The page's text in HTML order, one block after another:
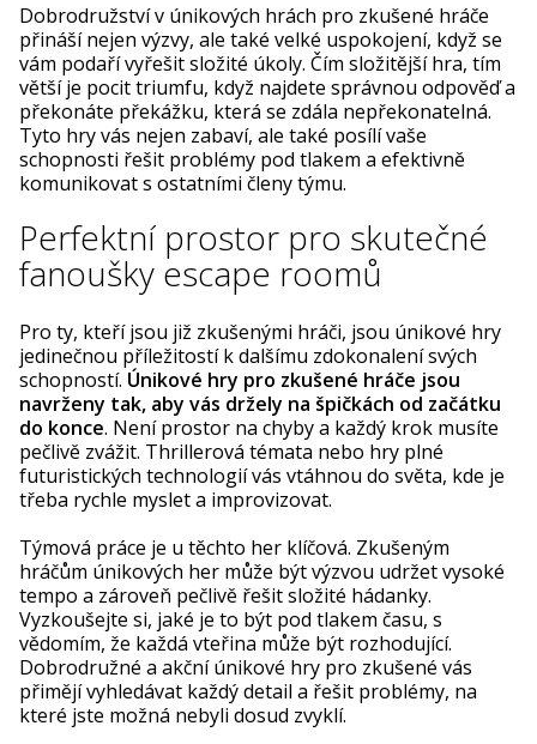
Dobrodružství v únikových hrách pro zkušené hráče
přináší nejen výzvy, ale také velké uspokojení, když se
vám podaří vyřešit složité úkoly. Čím složitější hra, tím
větší je pocit triumfu, když najdete správnou odpověď a
překonáte překážku, která se zdála nepřekonatelná.
Tyto hry vás nejen zabaví, ale také posílí vaše
schopnosti řešit problémy pod tlakem a efektivně
komunikovat s ostatními členy týmu.
Perfektní prostor pro skutečné
fanoušky escape roomů
Pro ty, kteří jsou již zkušenými hráči, jsou únikové hry
jedinečnou příležitostí k dalšímu zdokonalení svých
schopností. Únikové hry pro zkušené hráče jsou
navrženy tak, aby vás držely na špičkách od začátku
do konce. Není prostor na chyby a každý krok musíte
pečlivě zvážit. Thrillerová témata nebo hry plné
futuristických technologií vás vtáhnou do světa, kde je
třeba rychle myslet a improvizovat.
Týmová práce je u těchto her klíčová. Zkušeným
hráčům únikových her může být výzvou udržet vysoké
tempo a zároveň pečlivě řešit složité hádanky.
Vyzkoušejte si, jaké je to být pod tlakem času, s
vědomím, že každá vteřina může být rozhodující.
Dobrodružné a akční únikové hry pro zkušené vás
přimějí vyhledávat každý detail a řešit problémy, na
které jste možná nebyli dosud zvyklí.